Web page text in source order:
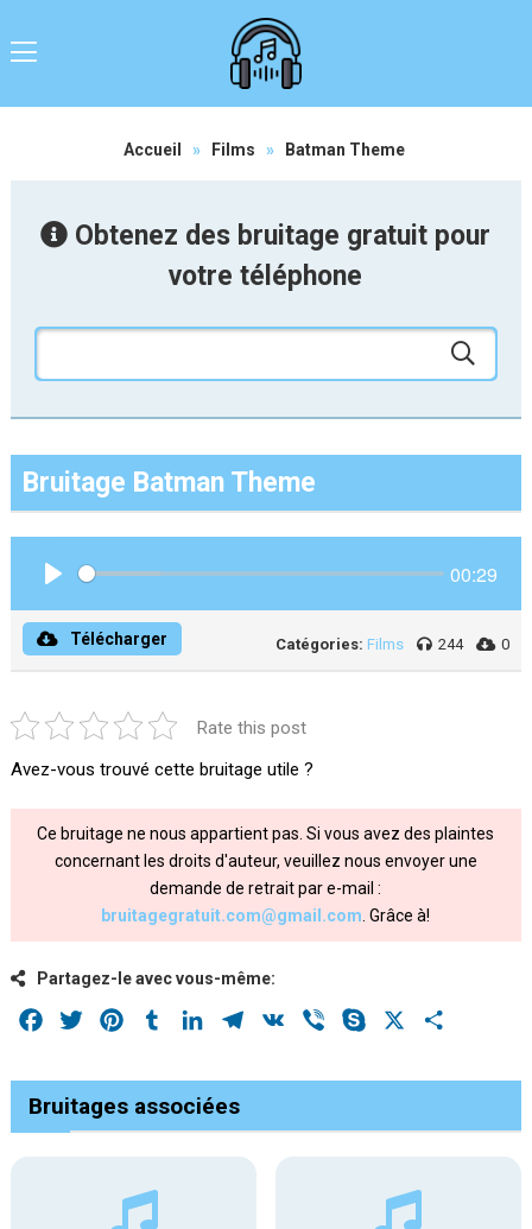
Accueil » Films » Batman Theme
Obtenez des bruitage gratuit pour
votre téléphone
Bruitage Batman Theme
00:29
Télécharger Catégories: Films 244 0
Rate this post
Avez-vous trouvé cette bruitage utile ?
Ce bruitage ne nous appartient pas. Si vous avez des plaintes
concernant les droits d'auteur, veuillez nous envoyer une
demande de retrait par e-mail :
bruitagegratuit.com@gmail.com . Grâce à!
Partagez-le avec vous-même:
Facebook
Twitter PinterestTumblrLinkedInTelegram
VK Viber Skype
Bruitages associées